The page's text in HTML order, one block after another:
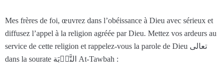
Mes frères de foi, œuvrez dans l’obéissance à Dieu avec sérieux et
diffusez l’appel à la religion agréée par Dieu. Mettez vos ardeurs au
service de cette religion et rappelez-vous la parole de Dieu تعالى
dans la sourate التَّوۡبَة At-Tawbah :